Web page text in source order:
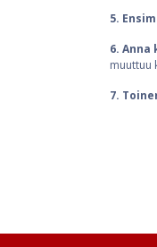
5.
6. Anna
muuttuu
7.